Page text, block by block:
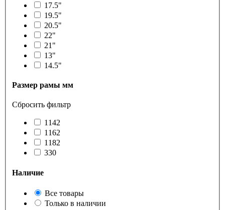
17.5"
19.5"
20.5"
22"
21"
13"
14.5"
Размер рамы мм
Сбросить фильтр
1142
1162
1182
330
Наличие
Все товары
Только в наличии